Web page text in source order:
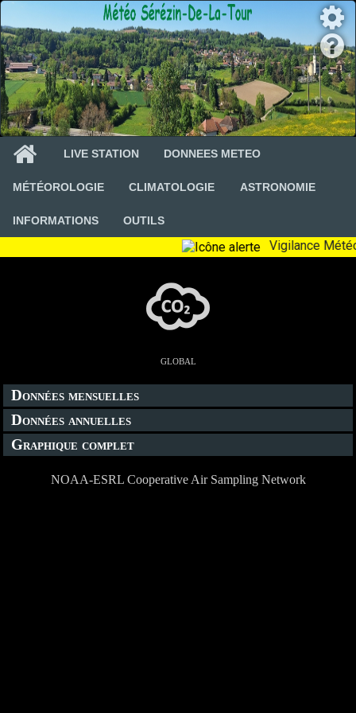
LIVE STATION DONNEES METEO
MÉTÉOROLOGIE CLIMATOLOGIE ASTRONOMIE
INFORMATIONS OUTILS
global
Données mensuelles
Données annuelles
Graphique complet
NOAA-ESRL Cooperative Air Sampling Network